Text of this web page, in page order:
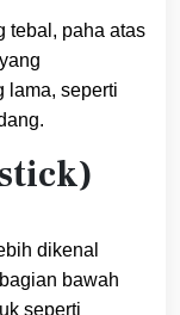
tebal, paha atas
lama, seperti
dikenal
bawah
seperti